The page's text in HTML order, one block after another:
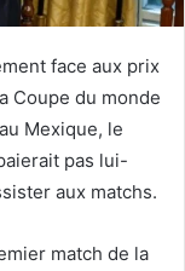
face aux prix
Coupe du monde
Mexique, le
pas lui-
aux matchs.
match de la